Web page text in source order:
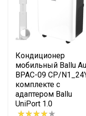
Масса товара с
Высота упаковки
Ручки
Глубина упаковки
Цвет корпуса
Ширина упаковки
Бренд
Кондиционер
мобильный Ballu
BPAC-09 CP/
комплекте с
адаптером Ballu
UniPort 1.0